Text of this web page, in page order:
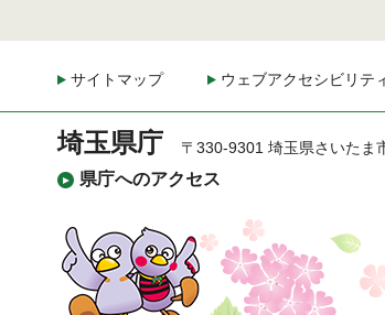
サイトマップ ウェブアクセシビリテ
埼玉県庁
県庁へのアクセス
〒330-9301 埼玉県さいたま